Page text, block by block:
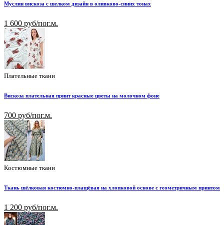
Муслин вискоза с шелком дизайн в оливково-синих тонах
1 600 руб/пог.м.
Плательные ткани
Вискоза плательная принт красные цветы на молочном фоне
700 руб/пог.м.
Костюмные ткани
Ткань шёлковая костюмно-плащёвая на хлопковой основе с геометричным принтом
1 200 руб/пог.м.